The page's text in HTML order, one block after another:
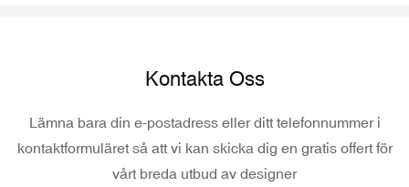
Kontakta Oss
Lämna bara din e-postadress eller ditt telefonnummer i
kontaktformuläret så att vi kan skicka dig en gratis offert för
vårt breda utbud av designer